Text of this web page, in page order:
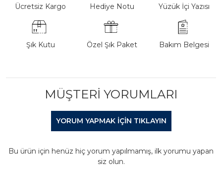
Ücretsiz Kargo Hediye Notu Yüzük İçi Yazısı
Şık Kutu Özel Şık Paket Bakım Belgesi
MÜŞTERI YORUMLARI
YORUM YAPMAK IÇIN TIKLAYIN
Bu ürün için henüz hiç yorum yapılmamış, ilk yorumu yapan
siz olun.